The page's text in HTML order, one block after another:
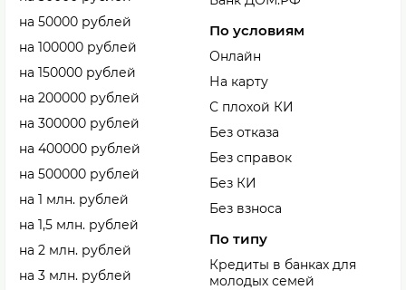
на 50000 рублей
на 100000 рублей
на 150000 рублей
на 200000 рублей
на 300000 рублей
на 400000 рублей
на 500000 рублей
на 1 млн. рублей
на 1,5 млн. рублей
на 2 млн. рублей
на 3 млн. рублей
По условиям
Онлайн
На карту
С плохой КИ
Без отказа
Без справок
Без КИ
Без взноса
По типу
Кредиты в банках для
молодых семей